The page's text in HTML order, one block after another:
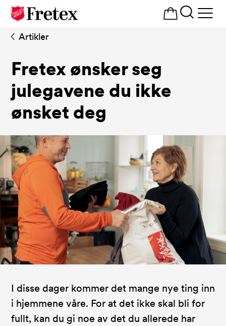
Åpne
Artikler
Fretex ønsker seg
julegavene du ikke
ønsket deg
I disse dager kommer det mange nye ting inn
i hjemmene våre. For at det ikke skal bli for
fullt, kan du gi noe av det du allerede har